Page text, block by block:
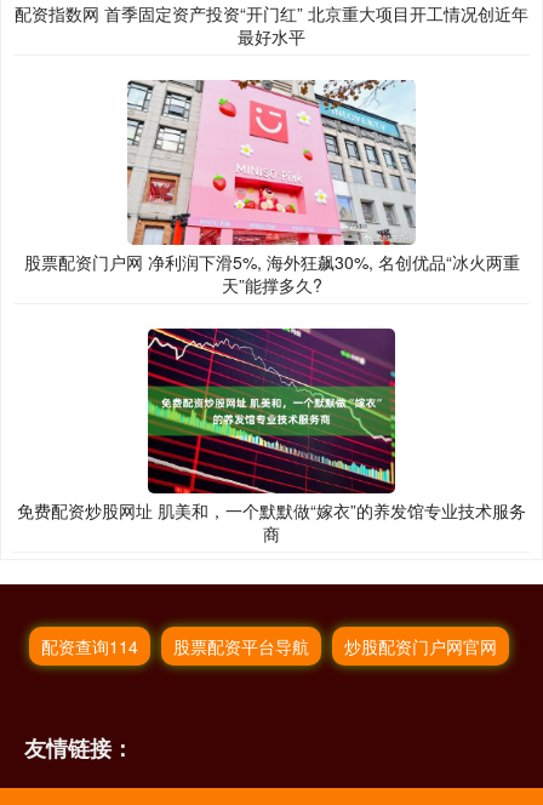
配资指数网 首季固定资产投资“开门红” 北京重大项目开工情况创近年
最好水平
股票配资门户网 净利润下滑5%, 海外狂飙30%, 名创优品“冰火两重
天”能撑多久?
免费配资炒股网址 肌美和，一个默默做“嫁衣”的养发馆专业技术服务
商
配资查询114 股票配资平台导航 炒股配资门户网官网
友情链接：